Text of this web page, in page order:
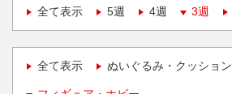
全て表示
5週 4週 3週
全て表示 ぬいぐるみ・クッション